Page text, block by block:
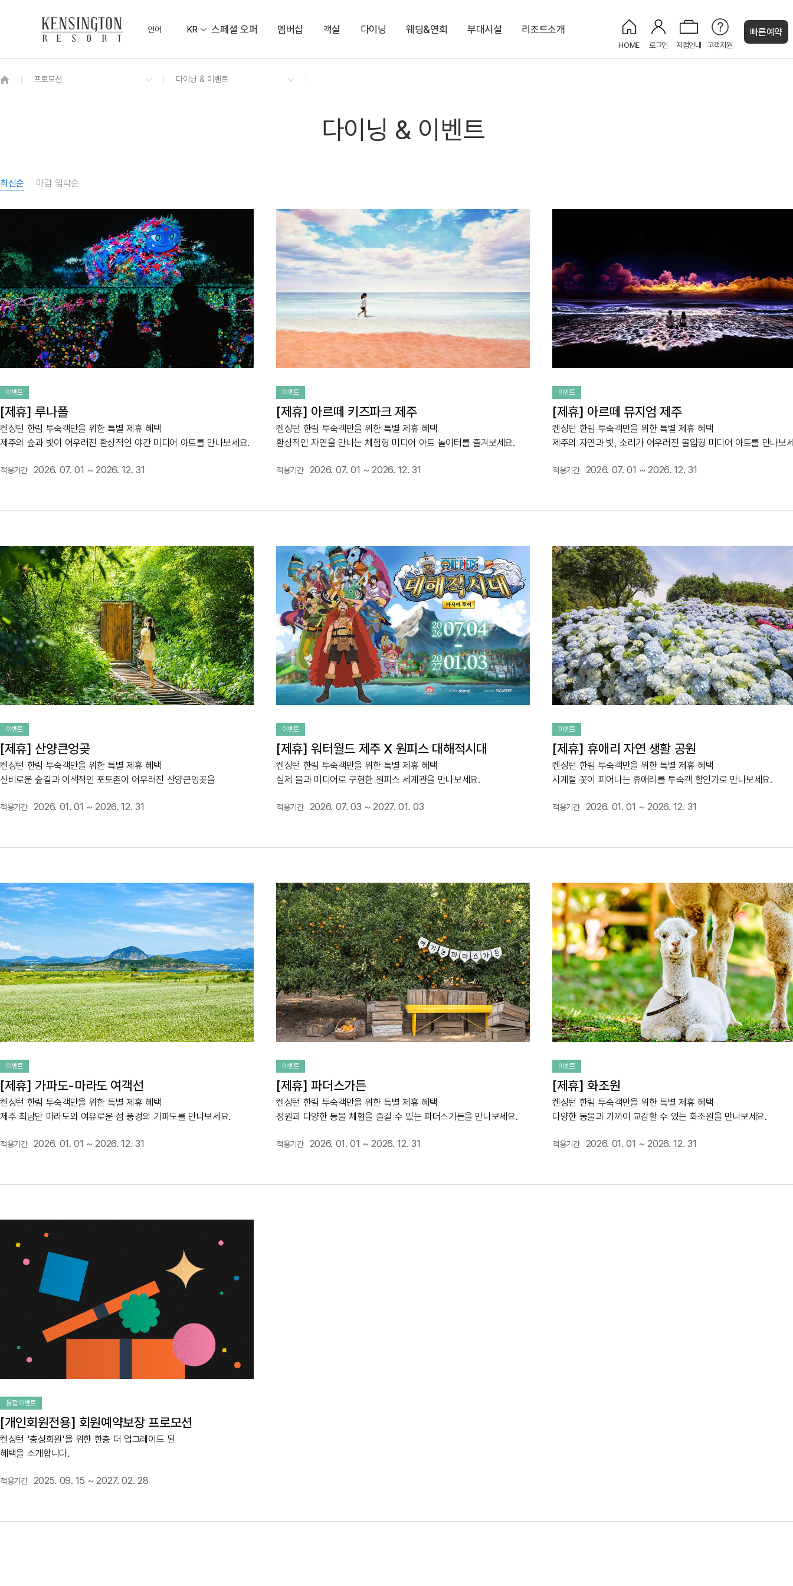
언어 KR 스페셜 오퍼 멤버십 객실 다이닝 웨딩&연회 부대시설 리조트소개
HOME 로그인 지점안내 고객지원
빠른예약
다이닝 & 이벤트
최신순 마감 임박순
이벤트
[제휴] 루나폴
켄싱턴 한림 투숙객만을 위한 특별 제휴 혜택
제주의 숲과 빛이 어우러진 환상적인 야간 미디어 아트를 만나보세요.
적용기간 2026. 07. 01 ~ 2026. 12. 31
이벤트
[제휴] 아르떼 키즈파크 제주
켄싱턴 한림 투숙객만을 위한 특별 제휴 혜택
환상적인 자연을 만나는 체험형 미디어 아트 놀이터를 즐겨보세요.
적용기간 2026. 07. 01 ~ 2026. 12. 31
이벤트
[제휴] 아르떼 뮤지엄 제주
켄싱턴 한림 투숙객만을 위한 특별 제휴 혜택
제주의 자연과 빛, 소리가 어우러진 몰입형 미디어 아트를 만나보
적용기간 2026. 07. 01 ~ 2026. 12. 31
이벤트
[제휴] 산양큰엉곶
켄싱턴 한림 투숙객만을 위한 특별 제휴 혜택
신비로운 숲길과 이색적인 포토존이 어우러진 산양큰엉곶을
적용기간 2026. 01. 01 ~ 2026. 12. 31
이벤트
[제휴] 워터월드 제주 X 원피스 대해적시대
켄싱턴 한림 투숙객만을 위한 특별 제휴 혜택
실제 물과 미디어로 구현한 원피스 세계관을 만나보세요.
적용기간 2026. 07. 03 ~ 2027. 01. 03
이벤트
[제휴] 휴애리 자연 생활 공원
켄싱턴 한림 투숙객만을 위한 특별 제휴 혜택
사계절 꽃이 피어나는 휴애리를 투숙객 할인가로 만나보세요.
적용기간 2026. 01. 01 ~ 2026. 12. 31
이벤트
[제휴] 가파도-마라도 여객선
켄싱턴 한림 투숙객만을 위한 특별 제휴 혜택
제주 최남단 마라도와 여유로운 섬 풍경의 가파도를 만나보세요.
적용기간 2026. 01. 01 ~ 2026. 12. 31
이벤트
[제휴] 파더스가든
켄싱턴 한림 투숙객만을 위한 특별 제휴 혜택
정원과 다양한 동물 체험을 즐길 수 있는 파더스가든을 만나보세요.
적용기간 2026. 01. 01 ~ 2026. 12. 31
이벤트
[제휴] 화조원
켄싱턴 한림 투숙객만을 위한 특별 제휴 혜택
다양한 동물과 가까이 교감할 수 있는 화조원을 만나보세요.
적용기간 2026. 01. 01 ~ 2026. 12. 31
통합 이벤트
[개인회원전용] 회원예약보장 프로모션
켄싱턴 '충성회원'을 위한 한층 더 업그레이드 된
혜택을 소개합니다.
적용기간 2025. 09. 15 ~ 2027. 02. 28